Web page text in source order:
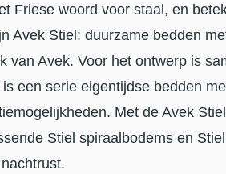
Friese woord voor staal, en
Avek Stiel: duurzame bedden
van Avek. Voor het ontwerp is
een serie eigentijdse bedden
Met de Avek
Stiel spiraalbodems en